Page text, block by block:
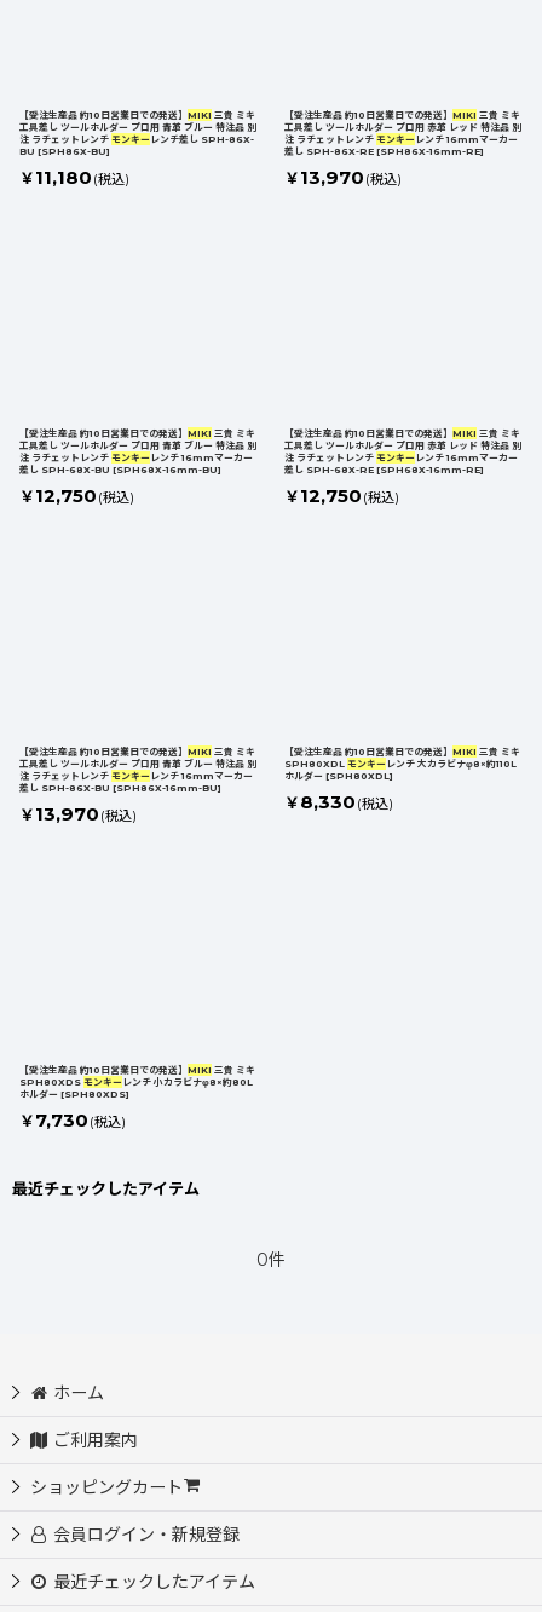
【受注生産品 約10日営業日での発送】 MIKI 三貴 ミキ
工具差し ツールホルダー プロ用 青革 ブルー 特注品 別
注 ラチェットレンチ モンキー レンチ差し SPH-86X-
BU [SPH86X-BU]
￥ 11,180 (税込)
【受注生産品 約10日営業日での発送】 MIKI 三貴 ミキ
工具差し ツールホルダー プロ用 赤革 レッド 特注品 別
注 ラチェットレンチ モンキー レンチ 16mmマーカー
差し SPH-86X-RE [SPH86X-16mm-RE]
￥ 13,970 (税込)
【受注生産品 約10日営業日での発送】 MIKI 三貴 ミキ
工具差し ツールホルダー プロ用 青革 ブルー 特注品 別
注 ラチェットレンチ モンキー レンチ 16mmマーカー
差し SPH-68X-BU [SPH68X-16mm-BU]
￥ 12,750 (税込)
【受注生産品 約10日営業日での発送】 MIKI 三貴 ミキ
工具差し ツールホルダー プロ用 赤革 レッド 特注品 別
注 ラチェットレンチ モンキー レンチ 16mmマーカー
差し SPH-68X-RE [SPH68X-16mm-RE]
￥ 12,750 (税込)
【受注生産品 約10日営業日での発送】 MIKI 三貴 ミキ
工具差し ツールホルダー プロ用 青革 ブルー 特注品 別
注 ラチェットレンチ モンキー レンチ 16mmマーカー
差し SPH-86X-BU [SPH86X-16mm-BU]
￥ 13,970 (税込)
【受注生産品 約10日営業日での発送】 MIKI 三貴 ミキ
SPH80XDL モンキー レンチ 大カラビナφ8×約110L
ホルダー [SPH80XDL]
￥ 8,330 (税込)
【受注生産品 約10日営業日での発送】 MIKI 三貴 ミキ
SPH80XDS モンキー レンチ 小カラビナφ8×約80L
ホルダー [SPH80XDS]
￥ 7,730 (税込)
最近チェックしたアイテム
0件
ホーム
ご利用案内
ショッピングカート
会員ログイン・新規登録
最近チェックしたアイテム